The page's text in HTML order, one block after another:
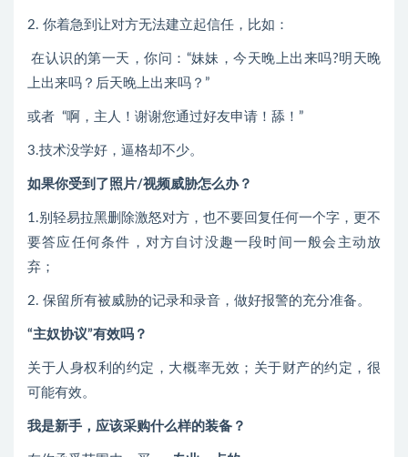
2. 你着急到让对方无法建立起信任，比如：
在认识的第一天，你问：“妹妹，今天晚上出来吗?明天晚
上出来吗？后天晚上出来吗？”
或者 “啊，主人！谢谢您通过好友申请！舔！”
3.技术没学好，逼格却不少。
如果你受到了照片/视频威胁怎么办？
1.别轻易拉黑删除激怒对方，也不要回复任何一个字，更不
要答应任何条件，对方自讨没趣一段时间一般会主动放
弃；
2. 保留所有被威胁的记录和录音，做好报警的充分准备。
“主奴协议”有效吗？
关于人身权利的约定，大概率无效；关于财产的约定，很
可能有效。
我是新手，应该采购什么样的装备？